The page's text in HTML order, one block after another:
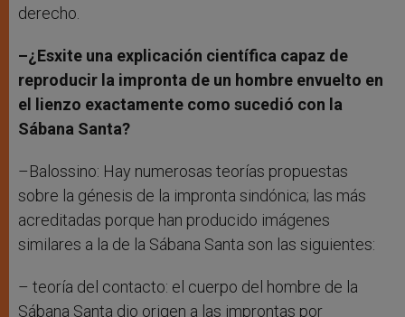
derecho.
–¿Esxite una explicación científica capaz de
reproducir la impronta de un hombre envuelto en
el lienzo exactamente como sucedió con la
Sábana Santa?
–Balossino: Hay numerosas teorías propuestas
sobre la génesis de la impronta sindónica; las más
acreditadas porque han producido imágenes
similares a la de la Sábana Santa son las siguientes:
– teoría del contacto: el cuerpo del hombre de la
Sábana Santa dio origen a las improntas por